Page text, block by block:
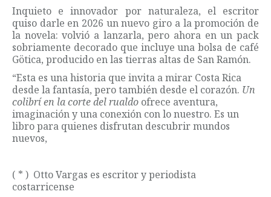
Inquieto e innovador por naturaleza, el escritor
quiso darle en 2026 un nuevo giro a la promoción de
la novela: volvió a lanzarla, pero ahora en un pack
sobriamente decorado que incluye una bolsa de café
Götica, producido en las tierras altas de San Ramón.
“Esta es una historia que invita a mirar Costa Rica
desde la fantasía, pero también desde el corazón. Un
colibrí en la corte del rualdo ofrece aventura,
imaginación y una conexión con lo nuestro. Es un
libro para quienes disfrutan descubrir mundos
nuevos,
( * ) Otto Vargas es escritor y periodista
costarricense